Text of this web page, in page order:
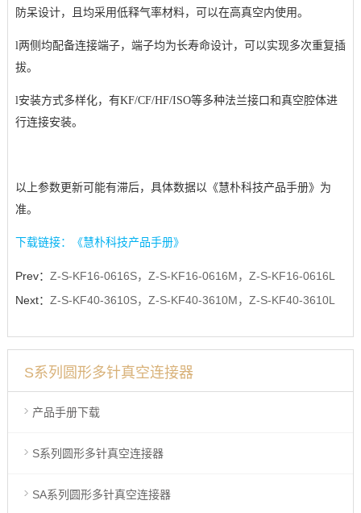
防呆设计，且均采用低释气率材料，可以在高真空内使用。
l两侧均配备连接端子，端子均为长寿命设计，可以实现多次重复插
拔。
l安装方式多样化，有KF/CF/HF/ISO等多种法兰接口和真空腔体进
行连接安装。
以上参数更新可能有滞后，具体数据以《慧朴科技产品手册》为
准。
下载链接：《慧朴科技产品手册》
Prev： Z-S-KF16-0616S，Z-S-KF16-0616M，Z-S-KF16-0616L
Next： Z-S-KF40-3610S，Z-S-KF40-3610M，Z-S-KF40-3610L
S系列圆形多针真空连接器
产品手册下载
S系列圆形多针真空连接器
SA系列圆形多针真空连接器